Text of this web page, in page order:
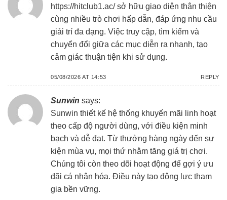
https://hitclub1.ac/ sở hữu giao diện thân thiện
cùng nhiều trò chơi hấp dẫn, đáp ứng nhu cầu
giải trí đa dạng. Việc truy cập, tìm kiếm và
chuyển đổi giữa các mục diễn ra nhanh, tạo
cảm giác thuận tiện khi sử dụng.
05/08/2026 AT 14:53 REPLY
Sunwin says:
Sunwin thiết kế hệ thống khuyến mãi linh hoạt
theo cấp độ người dùng, với điều kiện minh
bạch và dễ đạt. Từ thưởng hàng ngày đến sự
kiện mùa vụ, mọi thứ nhằm tăng giá trị chơi.
Chúng tôi còn theo dõi hoạt động để gợi ý ưu
đãi cá nhân hóa. Điều này tạo động lực tham
gia bền vững.